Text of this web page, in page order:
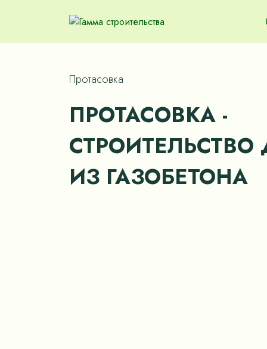
Протасовка
ПРОТАСОВКА -
ИЗ ГАЗОБЕТОНА